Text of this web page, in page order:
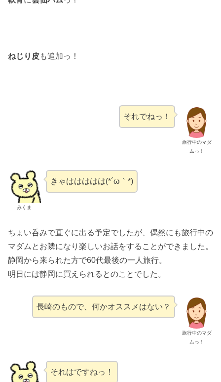
ねじり皮も追加っ！
旅行中のマダ
ムっ！
それでねっ！
みくま
きゃははははは(*´ω｀*)
ちょい呑みで直ぐに出る予定でしたが、偶然にも旅行中の
マダムとお隣になり楽しいお話をすることができました。
静岡から来られた方で60代最後の一人旅行。
明日には静岡に買えられるとのことでした。
旅行中のマダ
ムっ！
長崎のもので、何かオススメはない？
それはですねっ！